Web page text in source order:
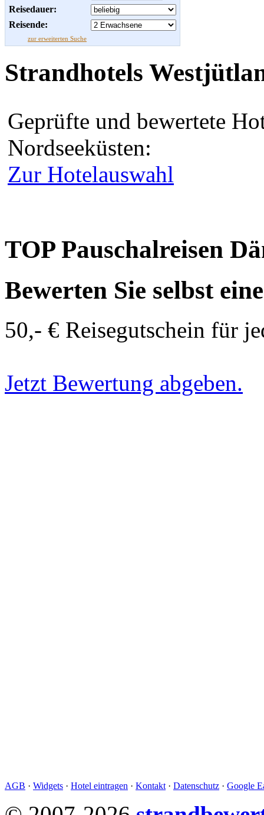
Reisedauer:
Reisende:
zur erweiterten Suche
Strandhotels
Geprüfte und bewertete
Nordseeküsten:
Zur Hotelauswahl
TOP Pauschalreisen
Bewerten Sie selbst
50,- € Reisegutschein für
Jetzt Bewertung abgeben.
AGB · Widgets · Hotel eintragen · Kontakt · Datenschutz · Google